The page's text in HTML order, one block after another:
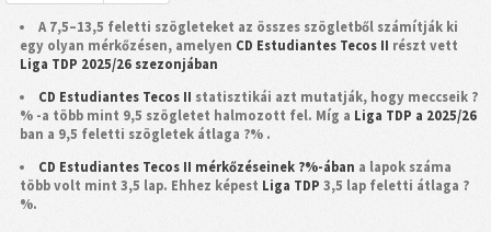
A 7,5–13,5 feletti szögleteket az összes szögletből számítják ki
egy olyan mérkőzésen, amelyen CD Estudiantes Tecos II részt vett
Liga TDP 2025/26 szezonjában
CD Estudiantes Tecos II statisztikái azt mutatják, hogy meccseik ?
% -a több mint 9,5 szögletet halmozott fel. Míg a Liga TDP a 2025/26
ban a 9,5 feletti szögletek átlaga ?% .
CD Estudiantes Tecos II mérkőzéseinek ?%-ában a lapok száma
több volt mint 3,5 lap. Ehhez képest Liga TDP 3,5 lap feletti átlaga ?
%.